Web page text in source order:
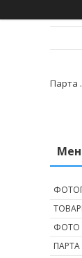
Парта
ФОТО